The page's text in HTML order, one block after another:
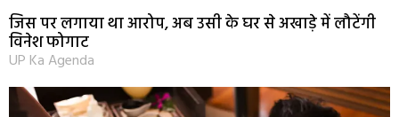
जिस पर लगाया था आरोप, अब उसी के घर से अखाड़े में लौटेंगी
विनेश फोगाट
UP Ka Agenda